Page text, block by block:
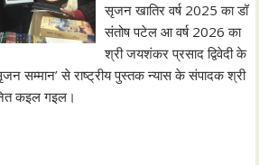
सृजन खातिर वर्ष 2025 का डॉ
संतोष पटेल आ वर्ष 2026 का
श्री जयशंकर प्रसाद द्विवेदी के
सम्मान’ से राष्ट्रीय पुस्तक न्यास के संपादक श्री
कइल गइल।